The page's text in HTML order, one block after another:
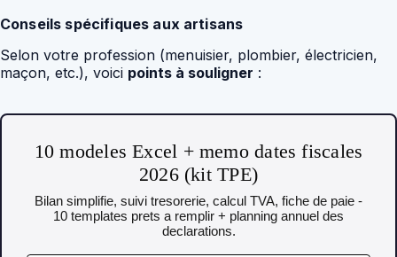
Conseils spécifiques aux artisans
Selon votre profession (menuisier, plombier, électricien,
maçon, etc.), voici points à souligner :
10 modeles Excel + memo dates fiscales
2026 (kit TPE)
Bilan simplifie, suivi tresorerie, calcul TVA, fiche de paie -
10 templates prets a remplir + planning annuel des
declarations.